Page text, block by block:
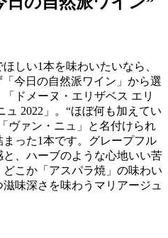
ほしい1本を味わいたいなら、
「今日の自然派ワイン」から選
ドメーヌ・エリザベス エリ
ュ 2022 」。“ほぼ何も加えてい
ヴァン・ニュ」と名付けられ
った1本です。グレープフル
、ハーブのような心地いい苦
こか「アスパラ焼」の味わい
味深さを味わうマリアージュ